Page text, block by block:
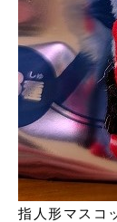
指人形マスコ